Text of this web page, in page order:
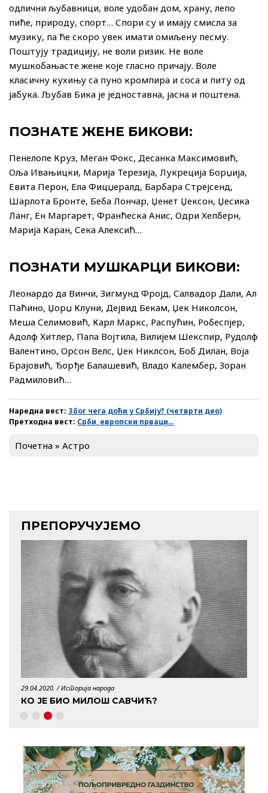
одлични љубавници, воле удобан дом, храну, лепо
пиће, природу, спорт… Спори су и имају смисла за
музику, па ће скоро увек имати омиљену песму.
Поштују традицију, не воли ризик. Не воле
мушкобањасте жене које гласно причају. Воле
класичну кухињу са пуно кромпира и соса и питу од
јабука. Љубав Бика је једноставна, јасна и поштена.
ПОЗНАТЕ ЖЕНЕ БИКОВИ:
Пенелопе Круз, Меган Фокс, Десанка Максимовић,
Оља Ивањицки, Марија Терезија, Лукреција Борџија,
Евита Перон, Ела Фицџералд, Барбара Стрејсенд,
Шарлота Бронте, Беба Лончар, Џенет Џексон, Џесика
Ланг, Ен Маргарет, Франћеска Анис, Одри Хепберн,
Марија Каран, Сека Алексић…
ПОЗНАТИ МУШКАРЦИ БИКОВИ:
Леонардо да Винчи, Зигмунд Фројд, Салвадор Дали, Ал
Паћино, Џорџ Клуни, Дејвид Бекам, Џек Николсон,
Меша Селимовић, Карл Маркс, Распућин, Робеспјер,
Адолф Хитлер, Папа Војтила, Вилијем Шекспир, Рудолф
Валентино, Орсон Велс, Џек Никлсон, Боб Дилан, Воја
Брајовић, Ђорђе Балашевић, Владо Калембер, Зоран
Радмиловић…
Наредна вест: Због чега доћи у Србију? (четврти део)
Претходна вест: Срби, европски прваци…
Почетна » Астро
ПРЕПОРУЧУЈЕМО
29.04.2020. /Историја народа
КО ЈЕ БИО МИЛОШ САВЧИЋ?